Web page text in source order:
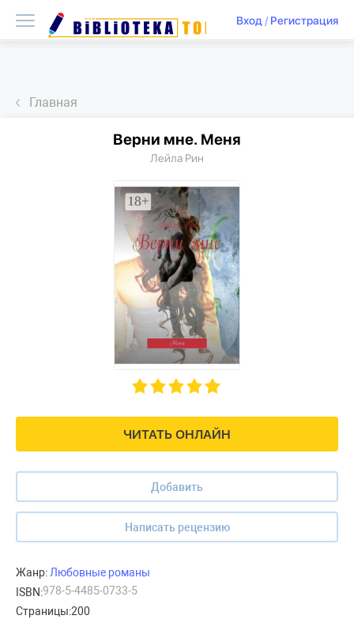
Вход/ Регистрация
Главная
ЧИТАТЬ ОНЛАЙН
Добавить
Написать рецензию
Верни мне. Меня
Лейла Рин
Жанр:Любовные романы
ISBN:978-5-4485-0733-5
Страницы:200